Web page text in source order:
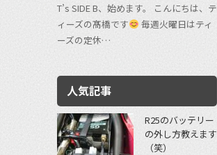
T’s SIDE B、始めます。 こんにちは、テ
ィーズの髙橋です
毎週火曜日はティ
ーズの定休…
人気記事
R25のバッテリー
の外し方教えます
（笑）